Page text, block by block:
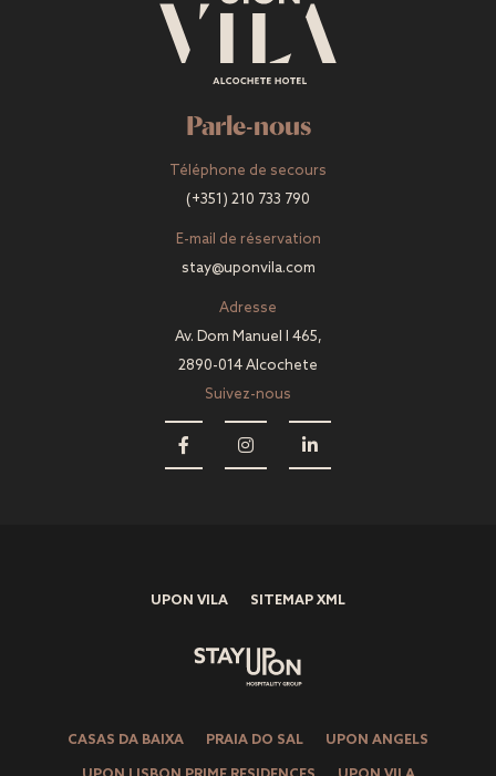
Parle-nous
Téléphone de secours
(+351) 210 733 790
E-mail de réservation
stay@uponvila.com
Adresse
Av. Dom Manuel I 465,
2890-014 Alcochete
Suivez-nous
UPON VILA SITEMAP XML
CASAS DA BAIXA PRAIA DO SAL UPON ANGELS